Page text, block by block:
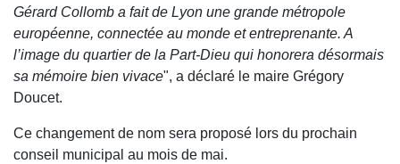
Gérard Collomb a fait de Lyon une grande métropole
européenne, connectée au monde et entreprenante. A
l’image du quartier de la Part-Dieu qui honorera désormais
sa mémoire bien vivace", a déclaré le maire Grégory
Doucet.
Ce changement de nom sera proposé lors du prochain
conseil municipal au mois de mai.